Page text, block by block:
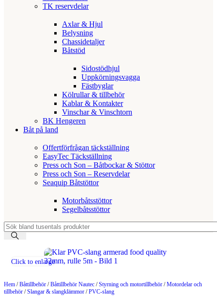
TK reservdelar
Axlar & Hjul
Belysning
Chassidetaljer
Båtstöd
Sidostödhjul
Uppkörningsvagga
Fästbyglar
Kölrullar & tillbehör
Kablar & Kontakter
Vinschar & Vinschtorn
BK Hengeren
Båt på land
Offertförfrågan täckställning
EasyTec Täckställning
Press och Son – Båtbockar & Stöttor
Press och Son – Reservdelar
Seaquip Båtstöttor
Motorbåtsstöttor
Segelbåtsstöttor
Click to enlarge
Hem / Båttillbehör / Båttillbehör Nautec / Styrning och motortillbehör / Motordelar och
tillbehör / Slangar & slangklämmor / PVC-slang